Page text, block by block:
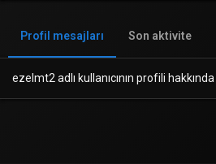
Profil mesajları Son aktivite
ezelmt2 adlı kullanıcının profili